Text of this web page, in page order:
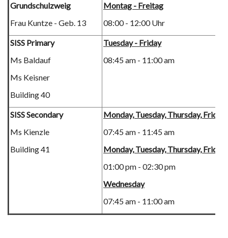
Grundschulzweig
Frau Kuntze - Geb. 13
Montag - Freitag
08:00 - 12:00 Uhr
SISS Primary
Ms Baldauf
Ms Keisner
Building 40
Tuesday - Friday
08:45 am - 11:00 am
SISS Secondary
Ms Kienzle
Building 41
Monday, Tuesday, Thursday, Friday
07:45 am - 11:45 am
Monday, Tuesday, Thursday, Friday
01:00 pm - 02:30 pm
Wednesday
07:45 am - 11:00 am